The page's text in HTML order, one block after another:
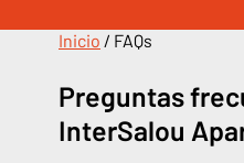
Inicio / FAQs
Preguntas
InterSalou